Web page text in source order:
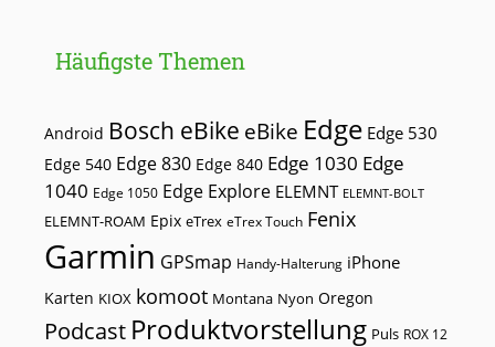
Häufigste Themen
Android Bosch eBike eBike Edge Edge 530
Edge 540 Edge 830 Edge 840 Edge 1030 Edge
1040 Edge 1050 Edge Explore ELEMNT ELEMNT-BOLT
ELEMNT-ROAM Epix eTrex eTrex Touch Fenix
Garmin GPSmap Handy-Halterung iPhone
Karten KIOX komoot Montana Nyon Oregon
Podcast Produktvorstellung Puls ROX 12